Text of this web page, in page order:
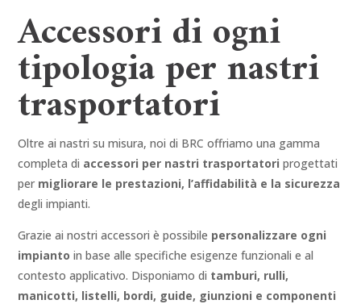
Accessori di ogni
tipologia per nastri
trasportatori
Oltre ai nastri su misura, noi di BRC offriamo una gamma
completa di accessori per nastri trasportatori progettati
per migliorare le prestazioni, l’affidabilità e la sicurezza
degli impianti.
Grazie ai nostri accessori è possibile personalizzare ogni
impianto in base alle specifiche esigenze funzionali e al
contesto applicativo. Disponiamo di tamburi, rulli,
manicotti, listelli, bordi, guide, giunzioni e componenti